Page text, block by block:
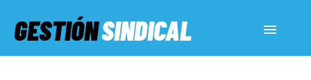
GESTIÓNSINDICAL